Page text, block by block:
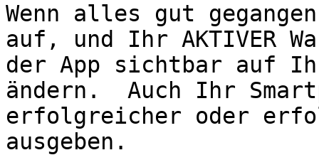
Wenn alles gut
auf, und Ihr AKTIVER
der App sichtbar auf
ändern.  Auch Ihr
erfolgreicher oder
ausgeben.